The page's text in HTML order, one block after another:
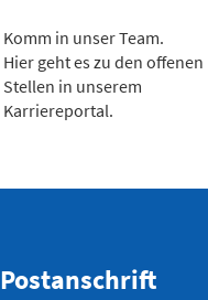
Komm in unser Team.
Hier geht es zu den offenen
Stellen in unserem
Karriereportal.
Postanschrift